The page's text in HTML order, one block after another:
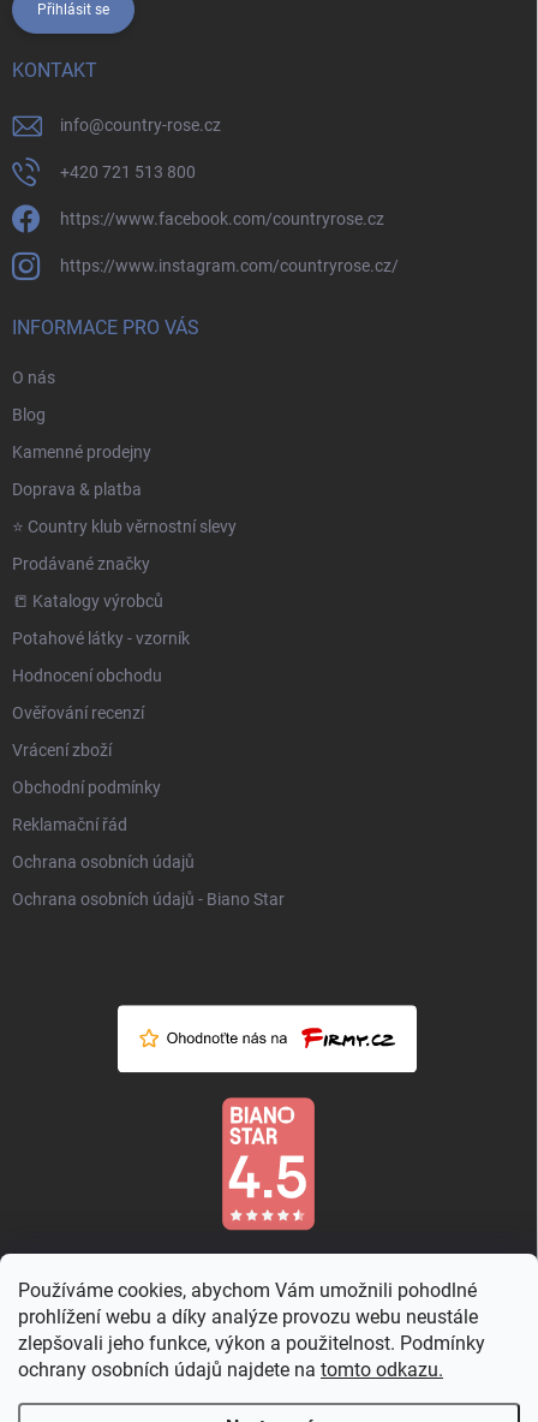
Používáme cookies, abychom Vám umožnili pohodlné
prohlížení webu a díky analýze provozu webu neustále
zlepšovali jeho funkce, výkon a použitelnost. Podmínky
ochrany osobních údajů najdete na tomto odkazu.
Přihlásit se
KONTAKT
info@country-rose.cz
+420 721 513 800
https://www.facebook.com/countryrose.cz
https://www.instagram.com/countryrose.cz/
INFORMACE PRO VÁS
O nás
Blog
Kamenné prodejny
Doprava & platba
⭐️ Country klub věrnostní slevy
Prodávané značky
📒 Katalogy výrobců
Potahové látky - vzorník
Hodnocení obchodu
Ověřování recenzí
Vrácení zboží
Obchodní podmínky
Reklamační řád
Ochrana osobních údajů
Ochrana osobních údajů - Biano Star